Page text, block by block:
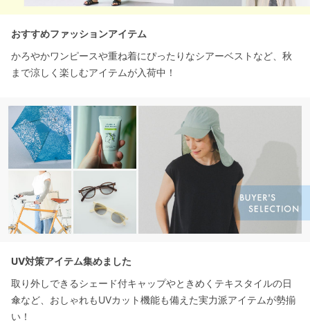
おすすめファッションアイテム
かろやかワンピースや重ね着にぴったりなシアーベストなど、秋
まで涼しく楽しむアイテムが入荷中！
UV対策アイテム集めました
取り外しできるシェード付キャップやときめくテキスタイルの日
傘など、おしゃれもUVカット機能も備えた実力派アイテムが勢揃
い！